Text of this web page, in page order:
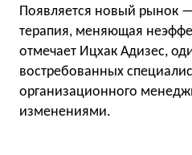
Появляется новый рынок
терапия, меняющая
отмечает Ицхак Адизес,
востребованных
организационного
изменениями.